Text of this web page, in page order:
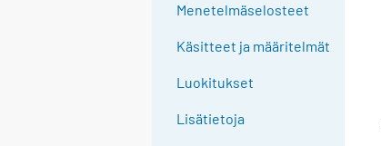
Menetelmäselosteet
Käsitteet ja määritelmät
Luokitukset
Lisätietoja